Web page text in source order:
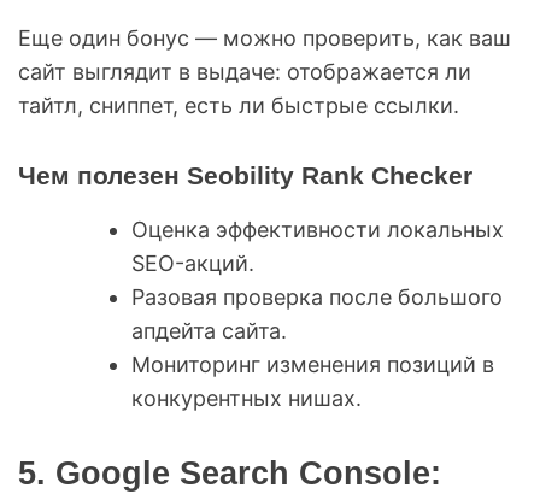
Еще один бонус — можно проверить, как ваш
сайт выглядит в выдаче: отображается ли
тайтл, сниппет, есть ли быстрые ссылки.
Чем полезен Seobility Rank Checker
Оценка эффективности локальных
SEO-акций.
Разовая проверка после большого
апдейта сайта.
Мониторинг изменения позиций в
конкурентных нишах.
5. Google Search Console: